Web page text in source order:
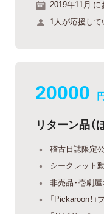
2019年11月 に
1人が応援して
20000
リターン品（
稽古日誌限定公
シークレット動
非売品・壱劇
「Pickaroon！